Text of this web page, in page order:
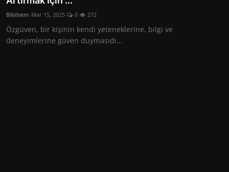
Hayvanlar Alemi
Bibilsem Mar 15, 2025 0 272
Özgüven, bir kişinin kendi yeteneklerine, bilgi ve
deneyimlerine güven duymasıdı...